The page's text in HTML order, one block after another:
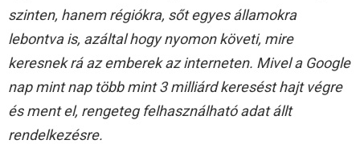
szinten, hanem régiókra, sőt egyes államokra
lebontva is, azáltal hogy nyomon követi, mire
keresnek rá az emberek az interneten. Mivel a Google
nap mint nap több mint 3 milliárd keresést hajt végre
és ment el, rengeteg felhasználható adat állt
rendelkezésre.